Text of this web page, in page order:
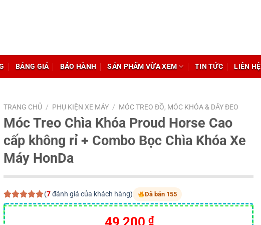
BẢNG GIÁ BẢO HÀNH SẢN PHẨM VỪA XEM TIN TỨC LIÊN HỆ
TRANG CHỦ / PHỤ KIỆN XE MÁY / MÓC TREO ĐỒ, MÓC KHÓA & DÂY ĐEO
Móc Treo Chìa Khóa Proud Horse Cao
cấp không rỉ + Combo Bọc Chìa Khóa Xe
Máy HonDa
5.00trên 5
dựa trên
7
đánh giá
(7đánh giá của khách hàng) Đã bán 155
Giá
49,200₫Giá